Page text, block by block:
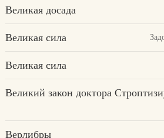
Великая досада
Великая сила
Великая сила
Великий закон доктора
Верлибры